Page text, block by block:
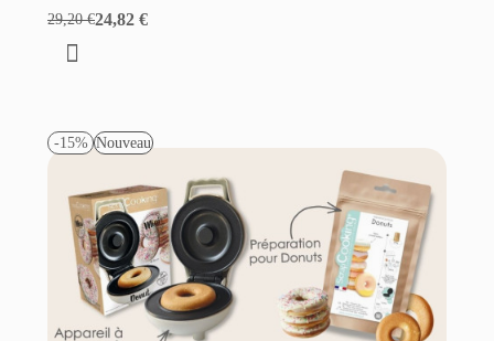
29,20 €24,82 €
-15% Nouveau